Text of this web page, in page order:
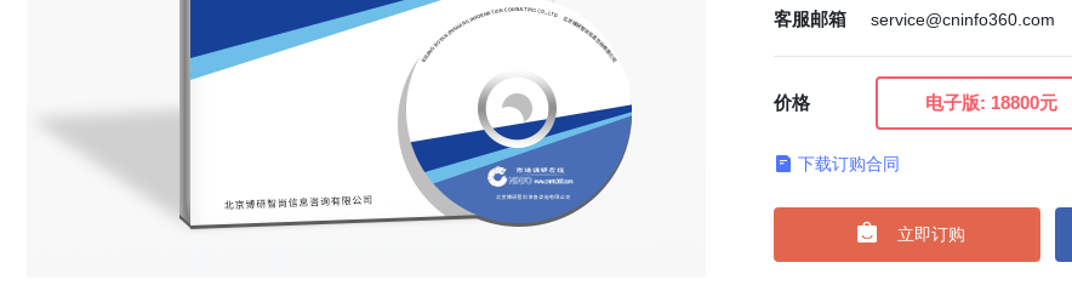
客服邮箱 service@cninfo360.com
价格 电子版: 18800元
 下载订购合同
立即订购